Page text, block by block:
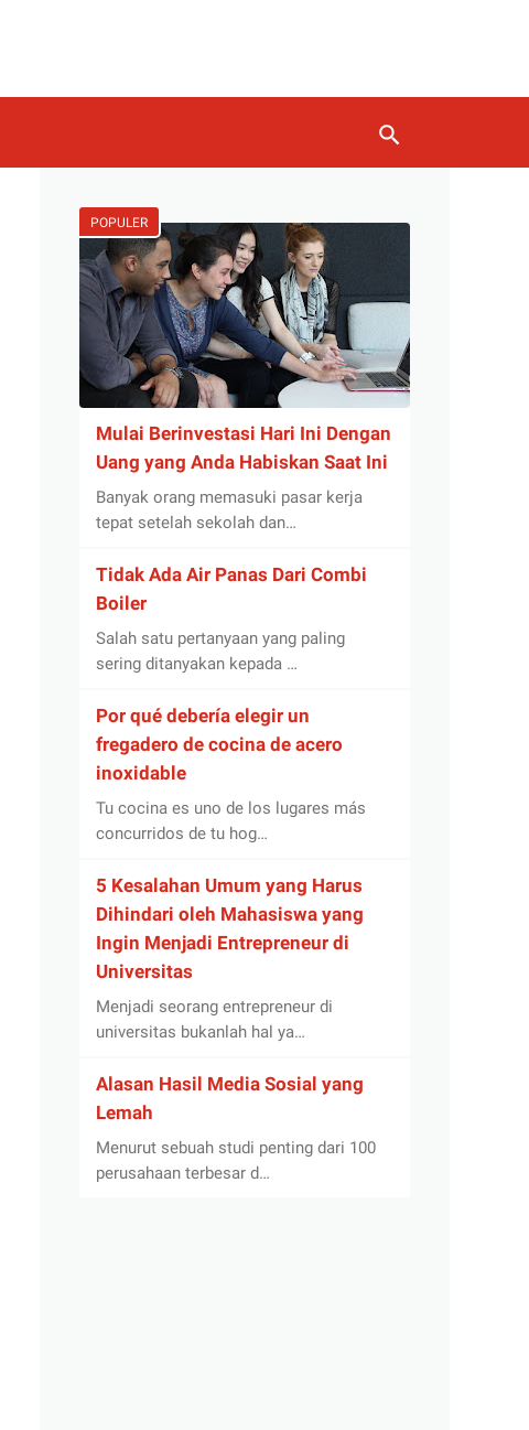
POPULER
Mulai Berinvestasi Hari Ini Dengan
Uang yang Anda Habiskan Saat Ini
Banyak orang memasuki pasar kerja
tepat setelah sekolah dan…
Tidak Ada Air Panas Dari Combi
Boiler
Salah satu pertanyaan yang paling
sering ditanyakan kepada …
Por qué debería elegir un
fregadero de cocina de acero
inoxidable
Tu cocina es uno de los lugares más
concurridos de tu hog…
5 Kesalahan Umum yang Harus
Dihindari oleh Mahasiswa yang
Ingin Menjadi Entrepreneur di
Universitas
Menjadi seorang entrepreneur di
universitas bukanlah hal ya…
Alasan Hasil Media Sosial yang
Lemah
Menurut sebuah studi penting dari 100
perusahaan terbesar d…